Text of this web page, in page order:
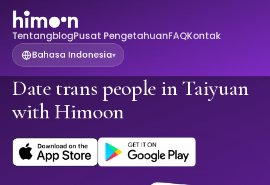
TentangblogPusat PengetahuanFAQKontak
Bahasa Indonesia▾
Date trans people in Taiyuan
with Himoon